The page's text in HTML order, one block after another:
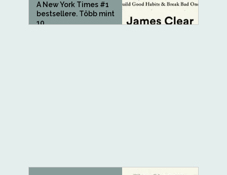
A New York Times #1
bestsellere. Több mint
10...